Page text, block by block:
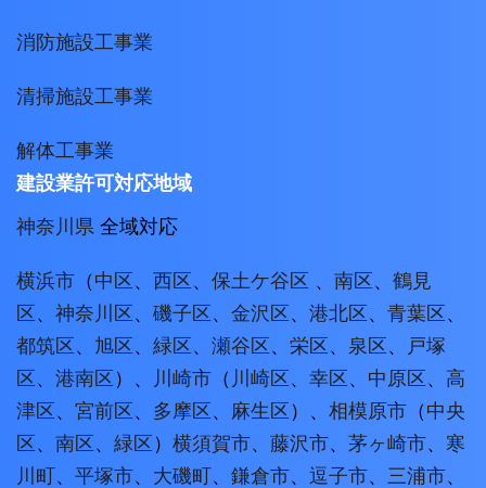
消防施設工事業
清掃施設工事業
解体工事業
建設業許可対応地域
神奈川県 全域対応
横浜市 （中区、 西区、 保土ケ谷区 、 南区、 鶴見
区、 神奈川区、 磯子区、 金沢区、 港北区、 青葉区、
都筑区、 旭区、 緑区、 瀬谷区、 栄区、 泉区、
戸塚
区、 港南区）、 川崎市 （ 川崎区、 幸区、 中原区、 高
津区、 宮前区、 多摩区、 麻生区）、 相模原市 （中央
区、 南区、 緑区） 横須賀市、 藤沢市、 茅ヶ崎市、 寒
川町、 平塚市、 大磯町、 鎌倉市、 逗子市、 三浦市、